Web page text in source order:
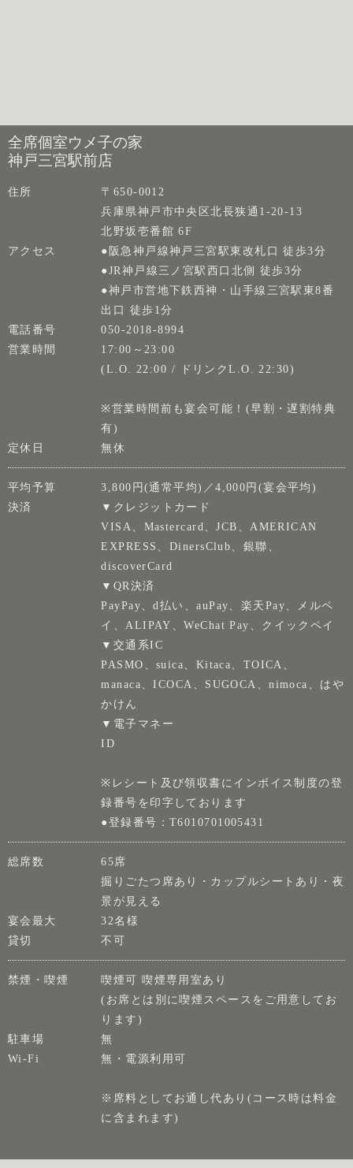
全席個室ウメ子の家
神戸三宮駅前店
住所
〒650-0012
兵庫県神戸市中央区北長狭通1-20-13
北野坂壱番館 6F
アクセス
●阪急神戸線神戸三宮駅東改札口 徒歩3分
●JR神戸線三ノ宮駅西口北側 徒歩3分
●神戸市営地下鉄西神・山手線三宮駅東8番
出口 徒歩1分
電話番号
050-2018-8994
営業時間
17:00～23:00
(L.O. 22:00 / ドリンクL.O. 22:30)
※営業時間前も宴会可能！(早割・遅割特典
有)
定休日
無休
平均予算
3,800円(通常平均)／4,000円(宴会平均)
決済
▼クレジットカード
VISA、Mastercard、JCB、AMERICAN
EXPRESS、DinersClub、銀聯、
discoverCard
▼QR決済
PayPay、d払い、auPay、楽天Pay、メルペ
イ、ALIPAY、WeChat Pay、クイックペイ
▼交通系IC
PASMO、suica、Kitaca、TOICA、
manaca、ICOCA、SUGOCA、nimoca、はや
かけん
▼電子マネー
ID
※レシート及び領収書にインボイス制度の登
録番号を印字しております
●登録番号：T6010701005431
総席数
65席
掘りごたつ席あり・カップルシートあり・夜
景が見える
宴会最大
32名様
貸切
不可
禁煙・喫煙
喫煙可 喫煙専用室あり
(お席とは別に喫煙スペースをご用意してお
ります)
駐車場
無
Wi-Fi
無・電源利用可
※席料としてお通し代あり(コース時は料金
に含まれます)